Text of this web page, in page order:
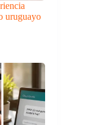
uruguayo